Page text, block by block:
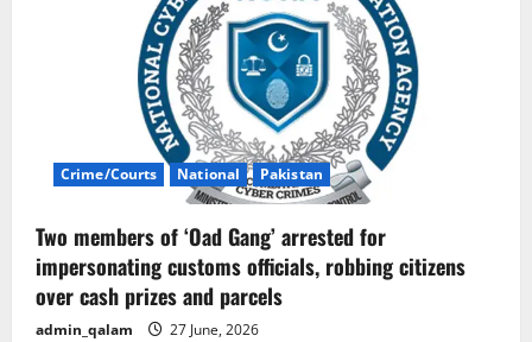
Crime/Courts National Pakistan
Two members of ‘Oad Gang’ arrested for
impersonating customs officials, robbing citizens
over cash prizes and parcels
admin_qalam 27 June, 2026